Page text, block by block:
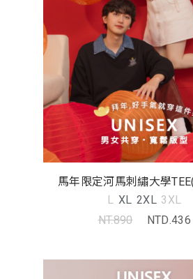
馬年限定河馬刺繡大學
L XL 2XL 3XL
NT.890
NTD.436